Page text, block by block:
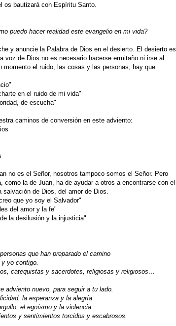
os bautizará con Espíritu Santo.
puedo hacer realidad este evangelio en mi vida?
y anuncie la Palabra de Dios en el desierto. El desierto es
voz de Dios no es necesario hacerse ermitaño ni irse al
momento el ruido, las cosas y las personas; hay que
en el ruido de mi vida"
de escucha"
caminos de conversión en este adviento:
no es el Señor, nosotros tampoco somos el Señor. Pero
como la de Juan, ha de ayudar a otros a encontrarse con el
de Dios, del amor de Dios.
que yo soy el Salvador"
del amor y la fe"
la desilusión y la injusticia"
que han preparado el camino
yo contigo.
catequistas y sacerdotes, religiosas y religiosos…
adviento nuevo, para seguir a tu lado.
la esperanza y la alegría.
el egoísmo y la violencia.
y sentimientos torcidos y escabrosos.